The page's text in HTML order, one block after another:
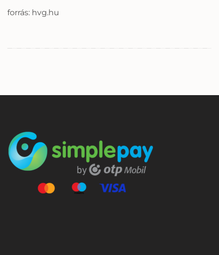
forrás: hvg.hu